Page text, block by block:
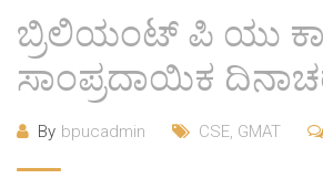
ಬ್ರಿಲಿಯಂಟ್ ಪಿ ಯು
ಸಾಂಪ್ರದಾಯಿಕ
By bpucadmin CSE, GMAT